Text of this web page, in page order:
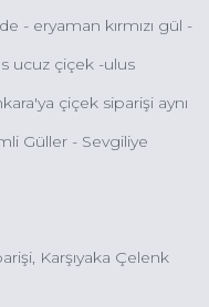
- eryaman kırmızı gül -
ucuz çiçek -ulus
çiçek siparişi aynı
Güller - Sevgiliye
Karşıyaka Çelenk